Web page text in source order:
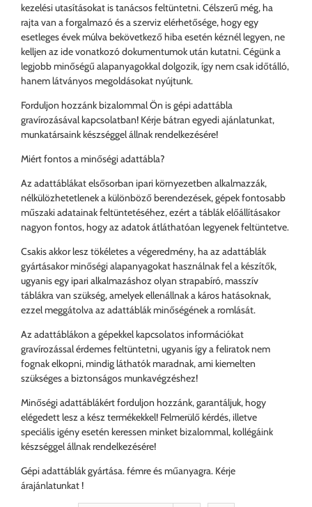
kezelési utasításokat is tanácsos feltüntetni. Célszerű még, ha
rajta van a forgalmazó és a szerviz elérhetősége, hogy egy
esetleges évek múlva bekövetkező hiba esetén kéznél legyen, ne
kelljen az ide vonatkozó dokumentumok után kutatni. Cégünk a
legjobb minőségű alapanyagokkal dolgozik, így nem csak időtálló,
hanem látványos megoldásokat nyújtunk.
Forduljon hozzánk bizalommal Ön is gépi adattábla
gravírozásával kapcsolatban! Kérje bátran egyedi ajánlatunkat,
munkatársaink készséggel állnak rendelkezésére!
Miért fontos a minőségi adattábla?
Az adattáblákat elsősorban ipari környezetben alkalmazzák,
nélkülözhetetlenek a különböző berendezések, gépek fontosabb
műszaki adatainak feltüntetéséhez, ezért a táblák előállításakor
nagyon fontos, hogy az adatok átláthatóan legyenek feltüntetve.
Csakis akkor lesz tökéletes a végeredmény, ha az adattáblák
gyártásakor minőségi alapanyagokat használnak fel a készítők,
ugyanis egy ipari alkalmazáshoz olyan strapabíró, masszív
táblákra van szükség, amelyek ellenállnak a káros hatásoknak,
ezzel meggátolva az adattáblák minőségének a romlását.
Az adattáblákon a gépekkel kapcsolatos információkat
gravírozással érdemes feltüntetni, ugyanis így a feliratok nem
fognak elkopni, mindig láthatók maradnak, ami kiemelten
szükséges a biztonságos munkavégzéshez!
Minőségi adattáblákért forduljon hozzánk, garantáljuk, hogy
elégedett lesz a kész termékekkel! Felmerülő kérdés, illetve
speciális igény esetén keressen minket bizalommal, kollégáink
készséggel állnak rendelkezésére!
Gépi adattáblák gyártása. fémre és műanyagra. Kérje
árajánlatunkat !